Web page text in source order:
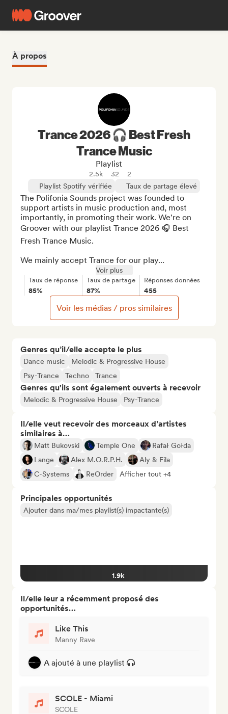
À propos
Genres qu’il/elle accepte le plus
Dance music
Melodic & Progressive House
Psy-Trance
Techno Trance
Genres qu'ils sont également ouverts à recevoir
Melodic & Progressive House Psy-Trance
Il/elle veut recevoir des morceaux d’artistes
similaires à…
Matt Bukovski Temple One
Rafał Gołda
Lange
Alex M.O.R.P.H.
Aly & Fila
C-Systems
ReOrder Afficher tout +4
Principales opportunités
Ajouter dans ma/mes playlist(s) impactante(s)
1.9k
Il/elle leur a récemment proposé des
opportunités…
Like This
Manny Rave
A ajouté à une playlist
SCOLE - Miami
SCOLE
Trance 2026 🎧 Best Fresh
Trance Music
Playlist
2.5k 32
2
Playlist Spotify vérifiée
Taux de partage élevé
The Polifonia Sounds project was founded to
support artists in music production and, most
importantly, in promoting their work. We're on
Groover with our playlist Trance 2026 🎧 Best
Fresh Trance Music.
We mainly accept Trance for our play...
Voir plus
Taux de réponse
85%
Taux de partage
87%
Réponses données
455
Voir les médias / pros similaires